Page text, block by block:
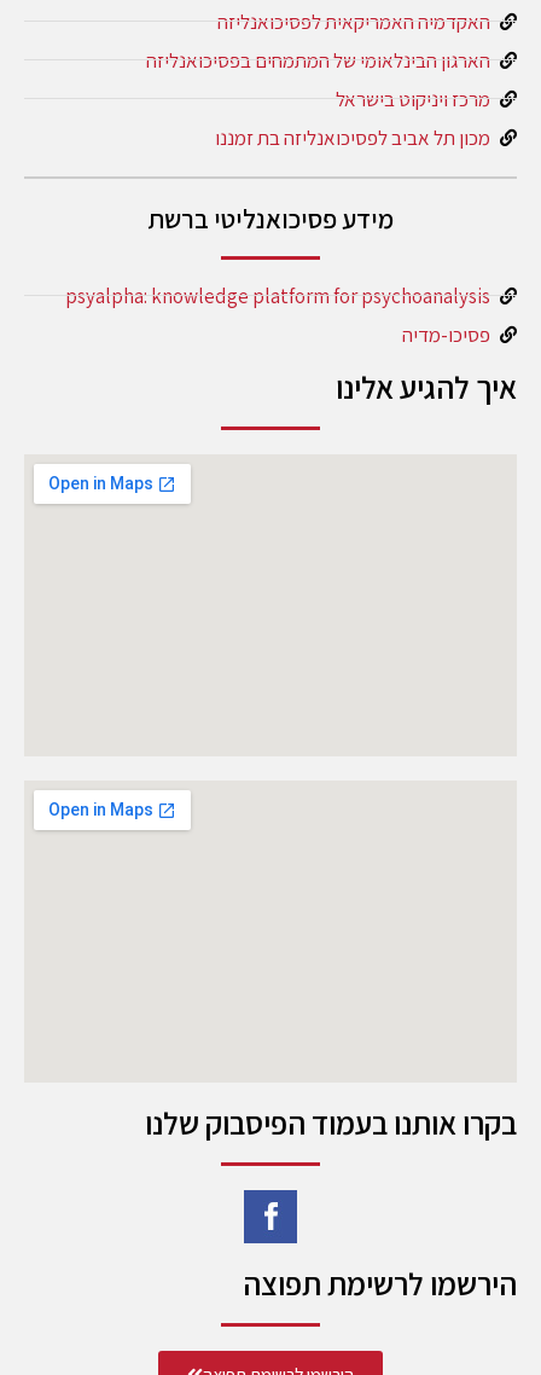
האקדמיה האמריקאית לפסיכואנליזה
הארגון הבינלאומי של המתמחים בפסיכואנליזה
מרכז ויניקוט בישראל
מכון תל אביב לפסיכואנליזה בת זמננו
מידע פסיכואנליטי ברשת
psyalpha: knowledge platform for psychoanalysis
פסיכו-מדיה
איך להגיע אלינו
בקרו אותנו בעמוד הפיסבוק שלנו
הירשמו לרשימת תפוצה